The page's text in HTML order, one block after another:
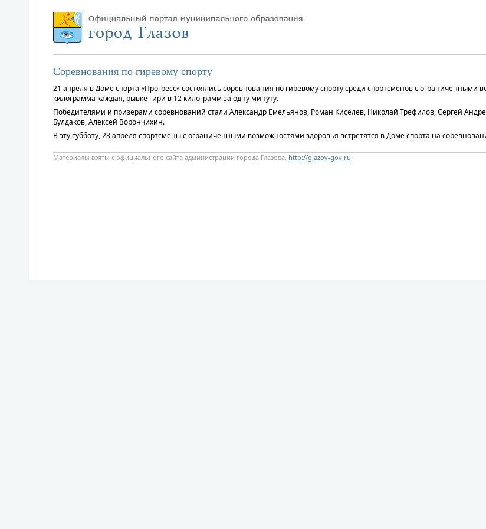
Соревнования по гиревому спорту
21 апреля в Доме спорта «Прогресс» состоялись соревнования по гиревому спорту среди спортсменов с
килограмма каждая, рывке гири в 12 килограмм за одну минуту.
Победителями и призерами соревнований стали Александр Емельянов, Роман Киселев, Николай Трефилов, Сергей
Булдаков, Алексей Ворончихин.
В эту субботу, 28 апреля спортсмены с ограниченными возможностями здоровья встретятся в Доме спорта на
Материалы взяты с официального сайта администрации города Глазова, http://glazov-gov.ru